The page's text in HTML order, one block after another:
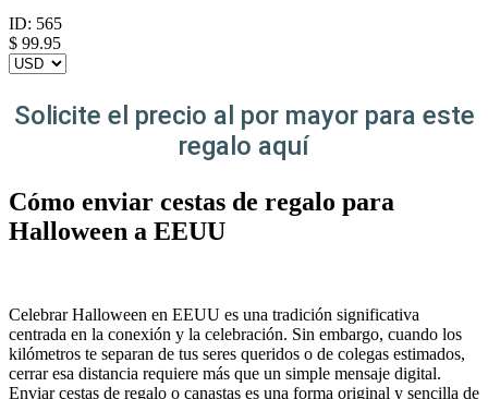
ID: 565
$ 99.95
Solicite el precio al por mayor para este
regalo aquí
Cómo enviar cestas de regalo para
Halloween a EEUU
Celebrar Halloween en EEUU es una tradición significativa
centrada en la conexión y la celebración. Sin embargo, cuando los
kilómetros te separan de tus seres queridos o de colegas estimados,
cerrar esa distancia requiere más que un simple mensaje digital.
Enviar cestas de regalo o canastas es una forma original y sencilla de